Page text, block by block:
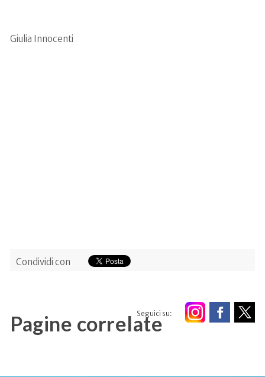
Giulia Innocenti
Condividi con
Seguici su:
Pagine correlate